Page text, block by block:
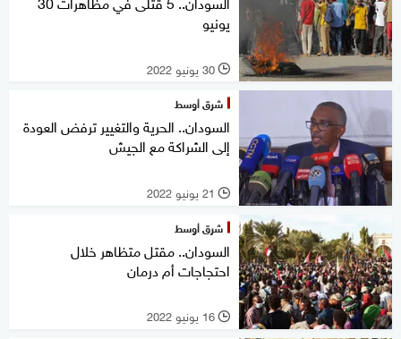
يونيو
l 30 يونيو 2022
شرق أوسط
السودان.. الحرية والتغيير ترفض العودة
إلى الشراكة مع الجيش
l 21 يونيو 2022
شرق أوسط
السودان.. مقتل متظاهر خلال
احتجاجات أم درمان
l 16 يونيو 2022